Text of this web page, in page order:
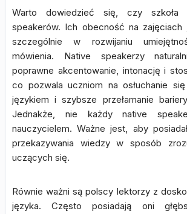
Warto dowiedzieć się, czy szkoła
speakerów. Ich obecność na zajęciach
szczególnie w rozwijaniu
mówienia. Native speakerzy
poprawne akcentowanie, intonację i
co pozwala uczniom na osłuchanie
językiem i szybsze przełamanie
Jednakże, nie każdy native
nauczycielem. Ważne jest, aby
przekazywania wiedzy w sposób
uczących się.
Równie ważni są polscy lektorzy z
języka. Często posiadają oni